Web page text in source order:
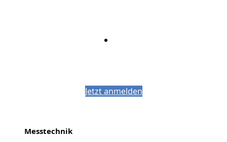
Jetzt anmelden
Messtechnik